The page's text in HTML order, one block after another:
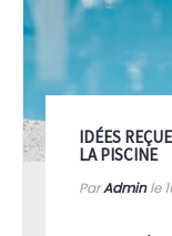
IDÉES
LA PISCINE
ParAdminle